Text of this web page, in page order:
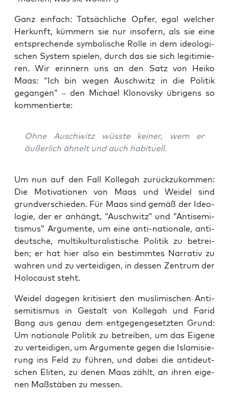
Ganz ein­fach: Tat­säch­li­che Opfer, egal wel­cher
Her­kunft, küm­mern sie nur inso­fern, als sie eine
ent­spre­chen­de sym­bo­li­sche Rol­le in dem ideo­lo­gi­
schen Sys­tem spie­len, durch das sie sich legi­ti­mie­
ren. Wir erin­nern uns an den Satz von Hei­ko
Maas: “Ich bin wegen Ausch­witz in die Poli­tik
gegan­gen” – den Micha­el Klo­novs­ky übri­gens so
kommentierte:
Ohne Ausch­witz wüss­te kei­ner, wem er
äußer­lich ähnelt und auch habituell.
Um nun auf den Fall Kol­le­gah zurück­zu­kom­men:
Die Moti­va­tio­nen von Maas und Wei­del sind
grund­ver­schie­den. Für Maas sind gemäß der Ideo­
lo­gie, der er anhängt, “Ausch­witz” und “Anti­se­mi­
tis­mus” Argu­men­te, um eine anti-natio­na­le, anti­
deut­sche, mul­ti­kul­tu­ra­lis­ti­sche Poli­tik zu betrei­
ben; er hat hier also ein bestimm­tes Nar­ra­tiv zu
wah­ren und zu ver­tei­di­gen, in des­sen Zen­trum der
Holo­caust steht.
Wei­del dage­gen kri­ti­siert den mus­li­mi­schen Anti­
se­mi­tis­mus in Gestalt von Kol­le­gah und Farid
Bang aus genau dem ent­ge­gen­ge­setz­ten Grund:
Um natio­na­le Poli­tik zu betrei­ben, um das Eige­ne
zu ver­tei­di­gen, um Argu­men­te gegen die Isla­mi­sie­
rung ins Feld zu füh­ren, und dabei die anti­deut­
schen Eli­ten, zu denen Maas zählt, an ihren eige­
nen Maß­stä­ben zu messen.